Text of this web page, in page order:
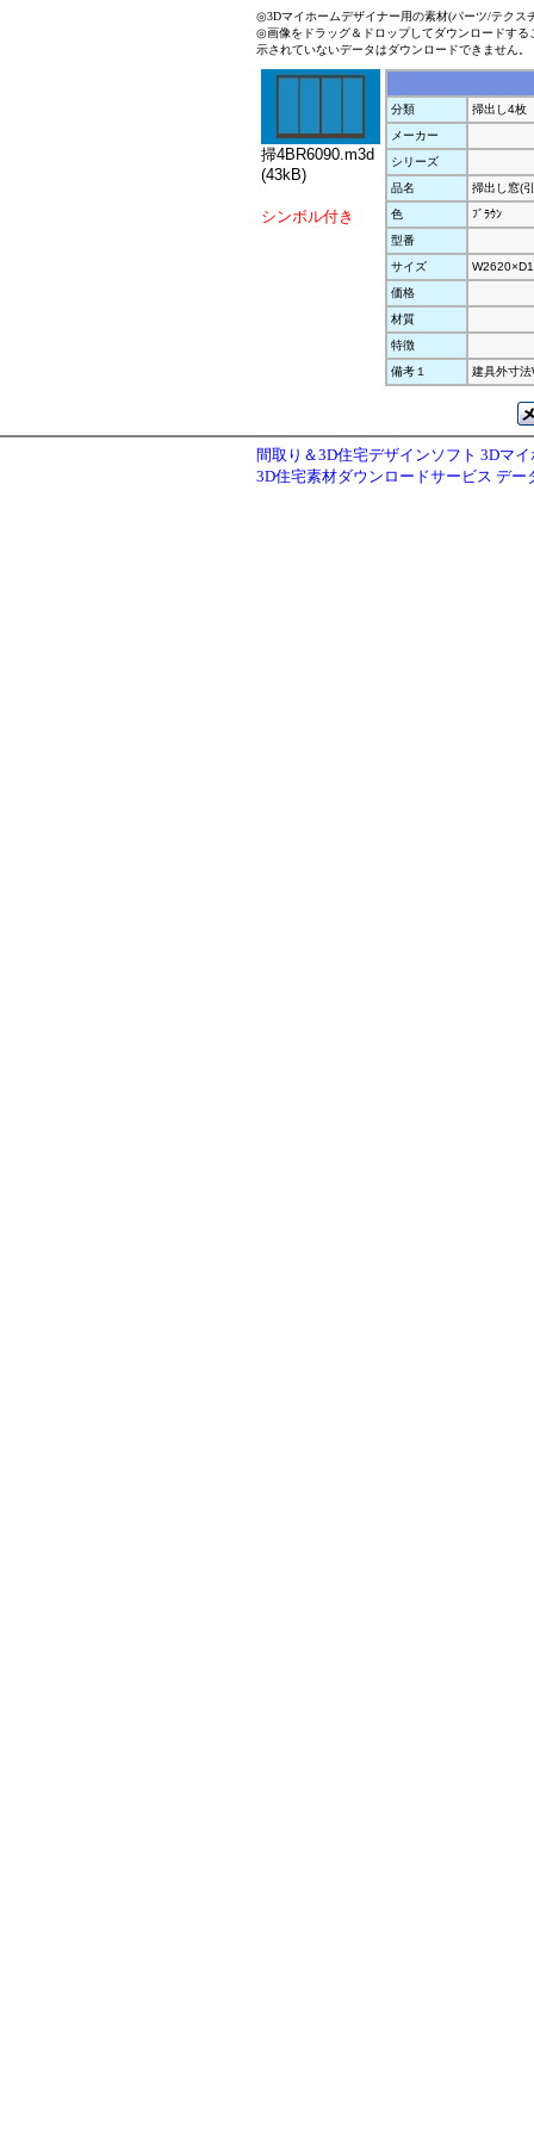
◎3Dマイホームデザイナー用の素材(パーツ/テクス
◎画像をドラッグ＆ドロップしてダウンロードす
示されていないデータはダウンロードできません。
掃4BR6090.m3d
(43kB)
シンボル付き
分類
掃出し4枚
メーカー
シリーズ
品名
掃出し窓(
色
ﾌﾞﾗｳﾝ
型番
サイズ
価格
材質
特徴
備考１
建具外寸
間取り＆3D住宅デザインソフト 3Dマ
3D住宅素材ダウンロードサービス デー